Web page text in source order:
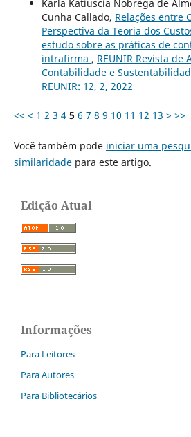
Karla Katiuscia Nobrega de
Cunha Callado, Relações entre
Perspectiva da Teoria dos
estudo sobre as práticas de
intrafirma , REUNIR Revista de
Contabilidade e
REUNIR: 12, 2, 2022
<< < 1 2 3 4 5 6 7 8 9 10 11 12 13 > >>
Você também pode iniciar uma
similaridadepara este artigo.
Edição Atual
Informações
Para Leitores
Para Autores
Para Bibliotecários